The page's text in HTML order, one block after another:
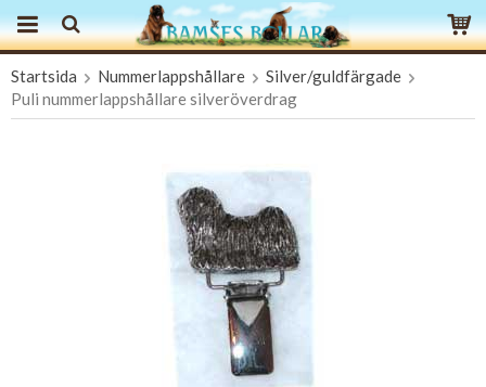
Produkten har blivit tillagd i varukorgen
Startsida Nummerlappshållare
Silver/guldfärgade
Puli nummerlappshållare silveröverdrag